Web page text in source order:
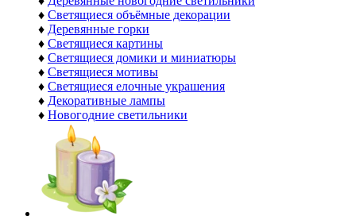
♦ Светящиеся объёмные декорации
♦ Деревянные горки
♦ Светящиеся картины
♦ Светящиеся домики и миниатюры
♦ Светящиеся мотивы
♦ Светящиеся елочные украшения
♦ Декоративные лампы
♦ Новогодние светильники